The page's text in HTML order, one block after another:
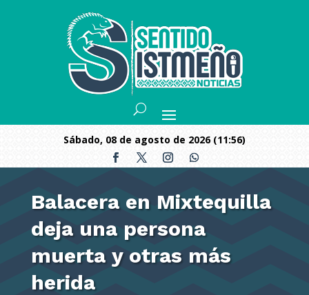
sábado, 08 de agosto de 2026 (11:56)
Balacera en Mixtequilla
deja una persona
muerta y otras más
herida